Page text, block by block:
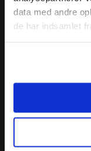
data med andre
de har indsamlet